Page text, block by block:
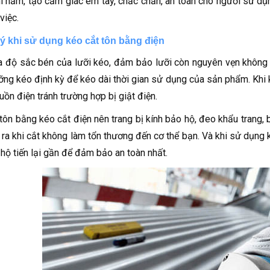
khi sử dụng kéo cắt tôn bằng điện
độ sắc bén của lưỡi kéo, đảm bảo lưỡi còn nguyên vẹn
kéo định kỳ để kéo dài thời gian sử dụng của sản phẩm. Khi
điện tránh trường hợp bị giật điện.
bằng kéo cắt điện nên trang bị kính bảo hộ, đeo khẩu trang,
khi cắt không làm tổn thương đến cơ thể bạn. Và khi sử
tiến lại gần để đảm bảo an toàn nhất.